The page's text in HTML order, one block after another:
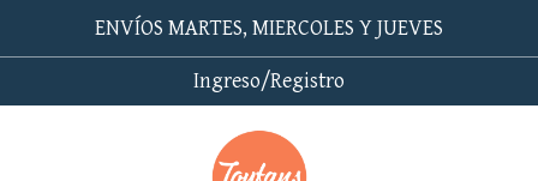
ENVÍOS MARTES, MIERCOLES Y JUEVES
Ingreso/Registro